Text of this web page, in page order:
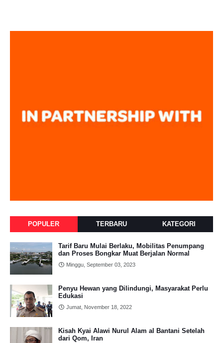
POPULER TERBARU KATEGORI
Tarif Baru Mulai Berlaku, Mobilitas Penumpang
dan Proses Bongkar Muat Berjalan Normal
Minggu, September 03, 2023
Penyu Hewan yang Dilindungi, Masyarakat Perlu
Edukasi
Jumat, November 18, 2022
Kisah Kyai Alawi Nurul Alam al Bantani Setelah
dari Qom, Iran